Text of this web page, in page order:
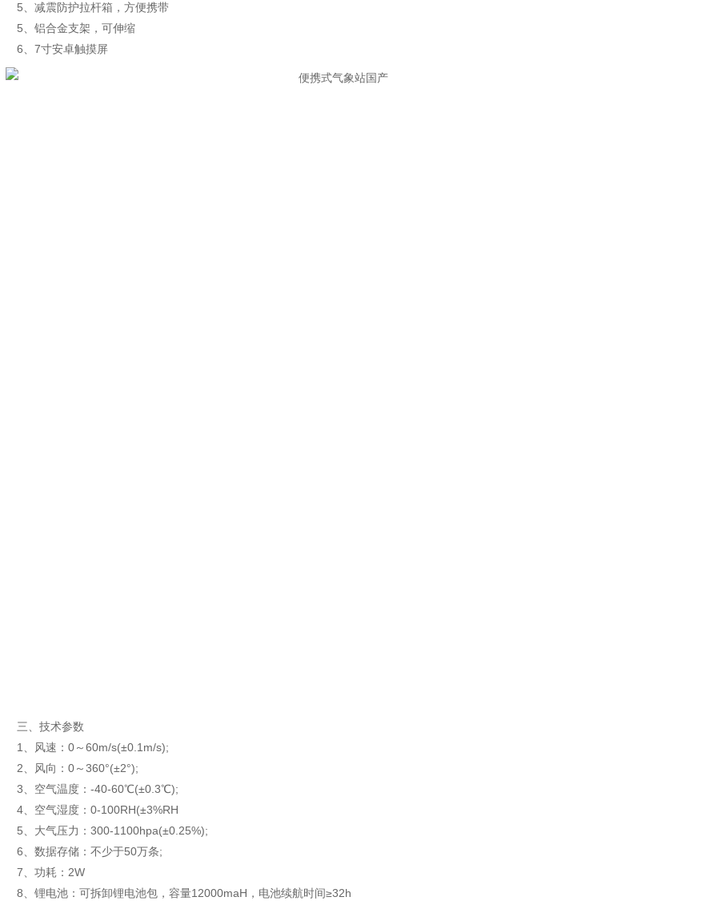
5、减震防护拉杆箱，方便携带
5、铝合金支架，可伸缩
6、7寸安卓触摸屏
三、技术参数
1、风速：0～60m/s(±0.1m/s);
2、风向：0～360°(±2°);
3、空气温度：-40-60℃(±0.3℃);
4、空气湿度：0-100RH(±3%RH
5、大气压力：300-1100hpa(±0.25%);
6、数据存储：不少于50万条;
7、功耗：2W
8、锂电池：可拆卸锂电池包，容量12000maH，电池续航时间≥32h